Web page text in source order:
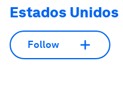
Estados Unidos
Follow